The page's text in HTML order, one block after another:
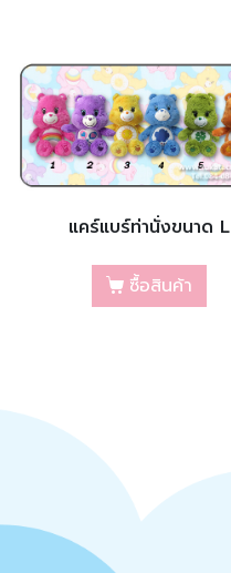
แคร์แบร์ท่านั่งขนาด L
ซื้อสินค้า